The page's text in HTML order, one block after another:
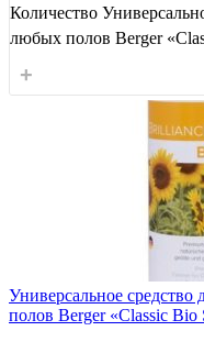
Количество
любых полов Berger
+
Универсальное
полов Berger «Classic Bio